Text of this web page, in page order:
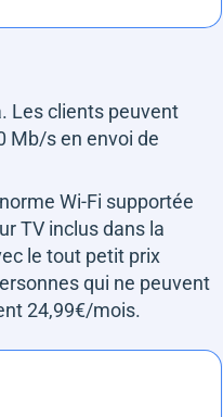
Les clients peuvent
Mb/s en envoi de
Wi-Fi supportée
TV inclus dans la
le tout petit prix
qui ne peuvent
24,99€/mois.